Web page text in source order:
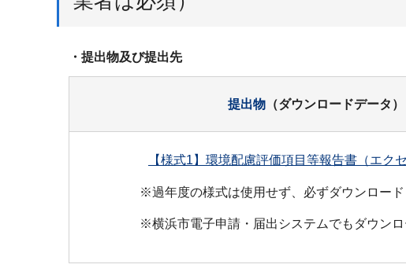
・提出物及び提出先
提出物 （ダウンロードデータ）
【様式1】環境配慮評価項目等報告書（エク
※過年度の様式は使用せず、必ずダウンロード
※横浜市電子申請・届出システムでもダウンロ